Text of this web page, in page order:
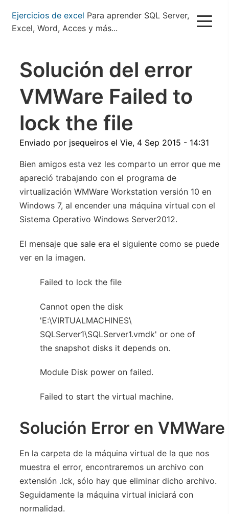
Pasar
contenido
Ejercicios de excel Para aprender SQL Server,
Excel, Word, Acces y más...
Solución del error
VMWare Failed to
lock the file
Enviado por jsequeiros el Vie, 4 Sep 2015 - 14:31
Bien amigos esta vez les comparto un error que me
apareció trabajando con el programa de
virtualización WMWare Workstation versión 10 en
Windows 7, al encender una máquina virtual con el
Sistema Operativo Windows Server2012.
El mensaje que sale era el siguiente como se puede
ver en la imagen.
Failed to lock the file
Cannot open the disk
'E:\VIRTUALMACHINES\
SQLServer1\SQLServer1.vmdk' or one of
the snapshot disks it depends on.
Module Disk power on failed.
Failed to start the virtual machine.
Solución Error en VMWare
En la carpeta de la máquina virtual de la que nos
muestra el error, encontraremos un archivo con
extensión .lck, sólo hay que eliminar dicho archivo.
Seguidamente la máquina virtual iniciará con
normalidad.